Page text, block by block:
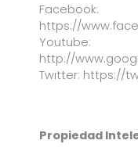
Facebook:
https://
Youtube:
http://
Twitter: https://
Propiedad